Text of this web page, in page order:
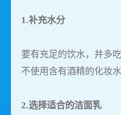
1.补充水分
要有充足的饮水，并多
不使用含有酒精的化妆水
2.选择适合的洁面乳